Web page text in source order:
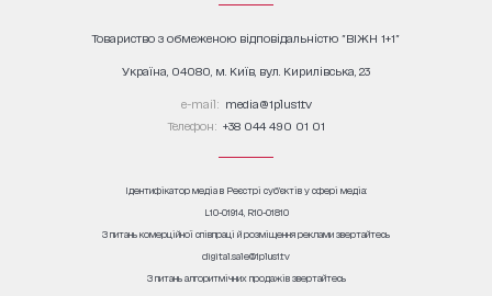
Товариство з обмеженою відповідальністю "ВІЖН 1+1"
Україна, 04080, м. Київ, вул. Кирилівська, 23
е-mail: media@1plus1.tv
Телефон: +38 044 490 01 01
Ідентифікатор медіа в Реєстрі суб’єктів у сфері медіа:
L10-01914, R10-01810
З питань комерційної співпраці й розміщення реклами звертайтесь
digital.sale@1plus1.tv
З питань алгоритмічних продажів звертайтесь